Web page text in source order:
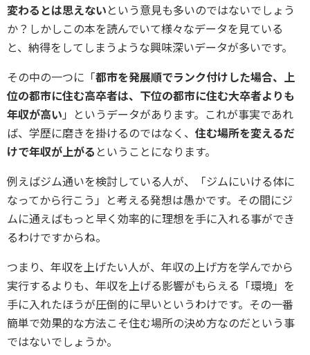
変わるとは思えないという意見も多いのではないでしょう
か？しかしこの本を読んでいて様々なデータを見ている
と、納得をしてしまうような興味深いデータが多いです。
その中の一つに「都市を発展順でランク付けした場合、上
位の都市に住む高卒者は、下位の都市に住む大卒者よりも
年収が高い 」というデータがあります。これが事実であれ
ば、学歴に磨きを掛けるのではなく、 住む場所を変えるだ
けで年収が上がる ということになります。
例えばジム通いを検討している人が、「ジムにいける体に
なってから行こう」と考える発想は愚かです。その間にジ
ムに通えばもっと早く効率的に理想を手に入れる事ができ
るわけですからね。
つまり、年収を上げたい人が、年収の上げ方を学んでから
実行するよりも、年収を上げる影響がもらえる「環境」を
手に入れたほうが圧倒的に早いというわけです。その一番
簡単で効果的な方法こそ住む場所の決め方なのだという事
ではないでしょうか。